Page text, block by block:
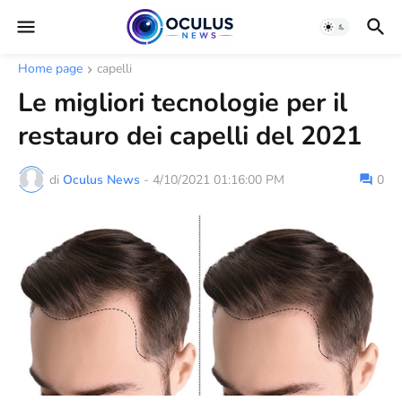
Home page capelli
Le migliori tecnologie per il
restauro dei capelli del 2021
di Oculus News - 4/10/2021 01:16:00 PM 0